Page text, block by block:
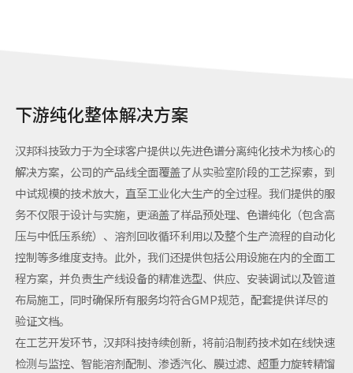
下游纯化整体解决方案
汉邦科技致力于为全球客户提供以先进色谱分离纯化技术为核心的
解决方案，公司的产品线全面覆盖了从实验室阶段的工艺探索，到
中试规模的技术放大，直至工业化大生产的全过程。我们提供的服
务不仅限于设计与实施，更涵盖了样品预处理、色谱纯化（包含高
压与中低压系统）、溶剂回收循环利用以及整个生产流程的自动化
控制等多维度支持。此外，我们还提供包括公用设施在内的全面工
程方案，并负责生产线设备的精准选型、供应、安装调试以及管道
布局施工，同时确保所有服务均符合GMP规范，配套提供详尽的
验证文档。
在工艺开发环节，汉邦科技持续创新，将前沿制药技术如在线快速
检测与监控、智能溶剂配制、渗透汽化、膜过滤、超重力旋转精馏